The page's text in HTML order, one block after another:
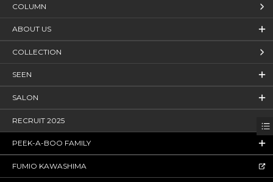
COLUMN
ABOUT US
COLLECTION
SEEN
SALON
RECRUIT 2025
PEEK-A-BOO FAMILY
FUMIO KAWASHIMA